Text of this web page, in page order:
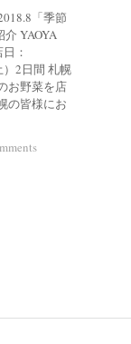
「季節
介 YAOYA
：
2日間 札幌
お野菜を店
の皆様にお